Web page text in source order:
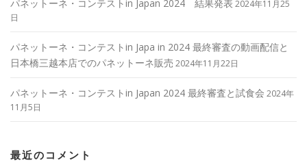
パネットーネ・コンテストin Japan 2024 結果発表 2024年11月25
日
パネットーネ・コンテストin Japa in 2024 最終審査の動画配信と
日本橋三越本店でのパネットーネ販売 2024年11月22日
パネットーネ・コンテストin Japan 2024 最終審査と試食会 2024年
11月5日
最近のコメント